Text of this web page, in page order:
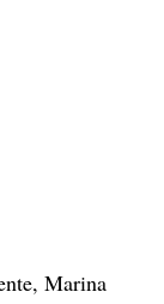
Marina